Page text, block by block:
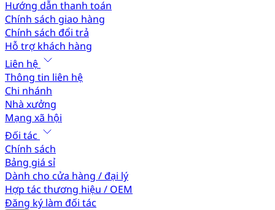
Hướng dẫn thanh toán
Chính sách giao hàng
Chính sách đổi trả
Hỗ trợ khách hàng
Liên hệ
Thông tin liên hệ
Chi nhánh
Nhà xưởng
Mạng xã hội
Đối tác
Chính sách
Bảng giá sỉ
Dành cho cửa hàng / đại lý
Hợp tác thương hiệu / OEM
Đăng ký làm đối tác